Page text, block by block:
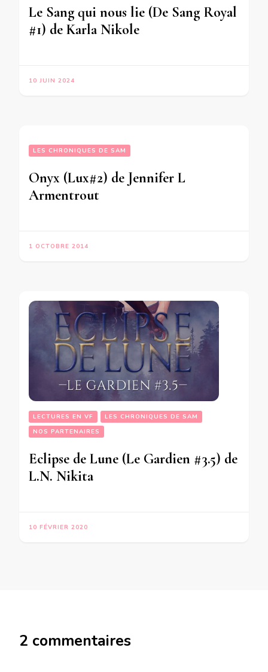
Le Sang qui nous lie (De Sang Royal
#1) de Karla Nikole
10 JUIN 2024
LES CHRONIQUES DE SAM
Onyx (Lux#2) de Jennifer L
Armentrout
1 OCTOBRE 2014
LECTURES EN VF
LES CHRONIQUES DE SAM
NOS PARTENAIRES
Eclipse de Lune (Le Gardien #3.5) de
L.N. Nikita
10 FÉVRIER 2020
2 commentaires